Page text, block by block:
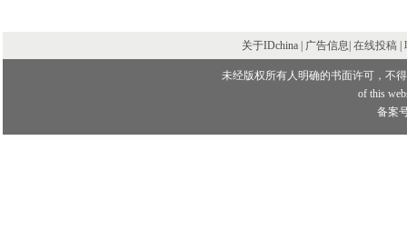
关于IDchina | 广告信息| 在线投稿
未经版权所有人明确的书面许可，不
of this
备案